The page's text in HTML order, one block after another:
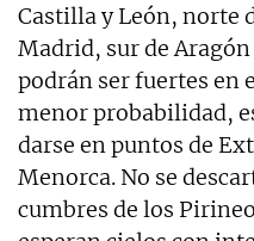
Castilla y León, norte
Madrid, sur de Aragón
podrán ser fuertes en
menor probabilidad,
darse en puntos de
Menorca. No se
cumbres de los